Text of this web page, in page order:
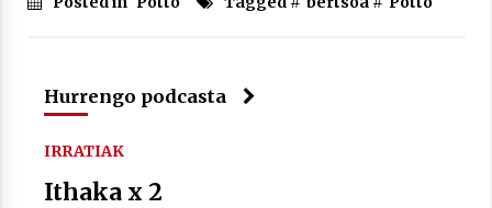
Hurrengo podcasta
IRRATIAK
Ithaka x 2